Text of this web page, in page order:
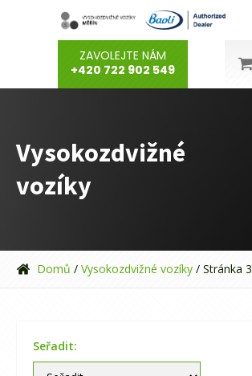
ZAVOLEJTE NÁM
+420 722 902 549
Vysokozdvižné
vozíky
Domů / Vysokozdvižné vozíky / Stránka 3
Seřadit: